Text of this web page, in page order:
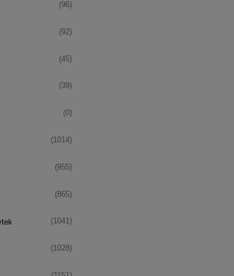
(96)
(92)
(45)
(39)
(0)
(1014)
(955)
(865)
(1041)
(1028)